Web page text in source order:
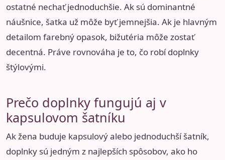
ostatné nechať jednoduchšie. Ak sú dominantné
náušnice, šatka už môže byť jemnejšia. Ak je hlavným
detailom farebný opasok, bižutéria môže zostať
decentná. Práve rovnováha je to, čo robí doplnky
štýlovými.
Prečo doplnky fungujú aj v
kapsulovom šatníku
Ak žena buduje kapsulový alebo jednoduchší šatník,
doplnky sú jedným z najlepších spôsobov, ako ho